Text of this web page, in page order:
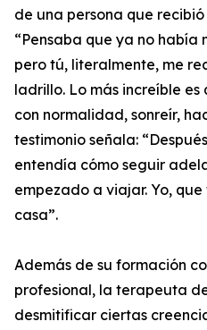
de una persona que
“Pensaba que ya no
pero tú, literalmente, me
ladrillo. Lo más increíble
con normalidad, sonreír,
testimonio señala:
entendía cómo seguir
empezado a viajar. Yo,
casa”.
Además de su formación
profesional, la terapeuta
desmitificar ciertas